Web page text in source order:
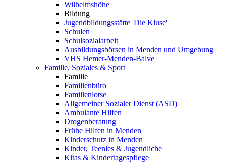
Wilhelmshöhe
Bildung
Jugendbildungsstätte 'Die Kluse'
Schulen
Schulsozialarbeit
Ausbildungsbörsen in Menden und Umgebung
VHS Hemer-Menden-Balve
Familie, Soziales & Sport
Familie
Familienbüro
Familienlotse
Allgemeiner Sozialer Dienst (ASD)
Ambulante Hilfen
Drogenberatung
Frühe Hilfen in Menden
Kinderschutz in Menden
Kinder, Teenies & Jugendliche
Kitas & Kindertagespflege